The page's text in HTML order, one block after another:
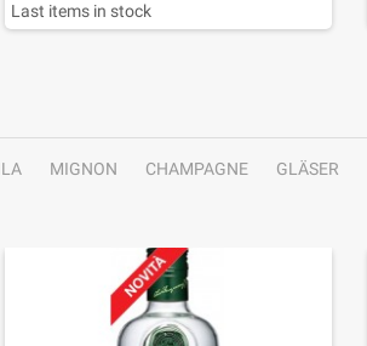
Last items in stock
MIGNON CHAMPAGNE GLÄSER